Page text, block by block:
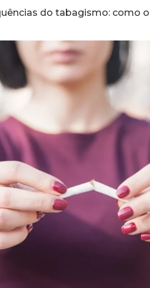
do tabagismo: como